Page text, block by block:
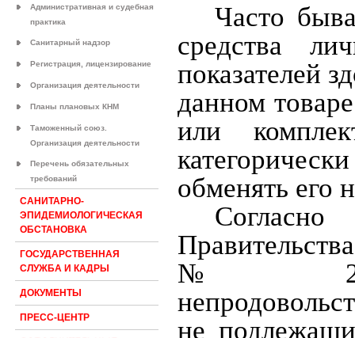
Административная и судебная
практика
Санитарный надзор
Регистрация, лицензирование
Организация деятельности
Планы плановых КНМ
Таможенный союз.
Организация деятельности
Перечень обязательных
требований
САНИТАРНО-
ЭПИДЕМИОЛОГИЧЕСКАЯ
ОБСТАНОВКА
ГОСУДАРСТВЕННАЯ
СЛУЖБА И КАДРЫ
ДОКУМЕНТЫ
ПРЕСС-ЦЕНТР
Часто
средства
показателей
данном
или
обменять его
№ 2463,
не